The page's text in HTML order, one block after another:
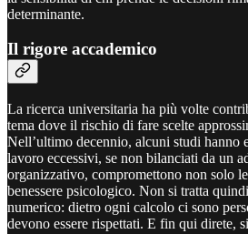
determinante.
Il rigore accademico
La ricerca universitaria ha più volte
tema dove il rischio di fare scelte
Nell’ultimo decennio, alcuni studi hanno
lavoro eccessivi, se non bilanciati da un
organizzativo, compromettono non solo le
benessere psicologico. Non si tratta
numerico: dietro ogni calcolo ci sono
devono essere rispettati. E fin qui direte,